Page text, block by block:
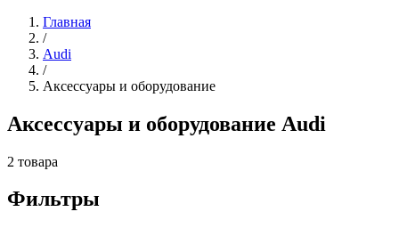
Главная
/
Audi
/
Аксессуары и оборудование
Аксессуары и оборудование Audi
2 товара
Фильтры